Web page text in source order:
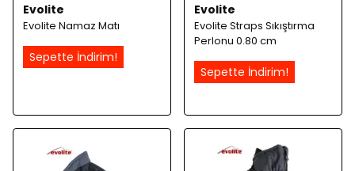
Evolite
Evolite Namaz Matı
Sepette İndirim!
Evolite
Evolite Straps Sıkıştırma
Perlonu 0.80 cm
Sepette İndirim!